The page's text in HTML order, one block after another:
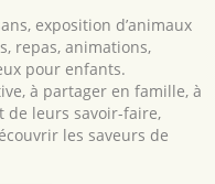
exposition d’animaux
repas, animations,
pour enfants.
à partager en famille, à
de leurs savoir-faire,
les saveurs de